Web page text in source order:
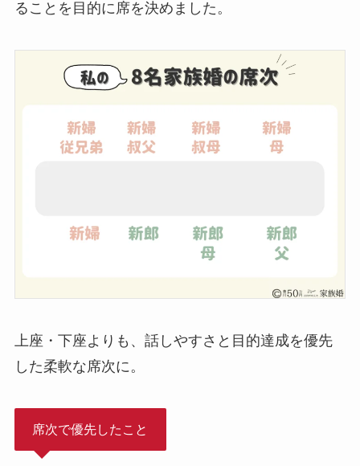
ることを目的に席を決めました。
上座・下座よりも、話しやすさと目的達成を優先
した柔軟な席次に。
席次で優先したこと